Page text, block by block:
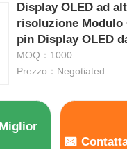
Display OLED ad
risoluzione Modulo
pin Display OLED
pollici Driver IC
MOQ：1000
Prezzo：Negotiated
Miglior